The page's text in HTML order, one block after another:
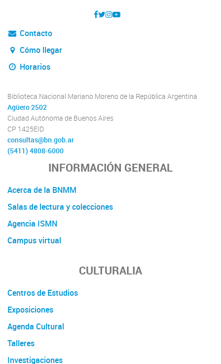
Contacto
Cómo llegar
Horarios
Biblioteca Nacional Mariano Moreno de la República Argentina
Agüero 2502
Ciudad Autónoma de Buenos Aires
CP 1425EID
consultas@bn.gob.ar
(5411) 4808-6000
INFORMACIÓN GENERAL
Acerca de la BNMM
Salas de lectura y colecciones
Agencia ISMN
Campus virtual
CULTURALIA
Centros de Estudios
Exposiciones
Agenda Cultural
Talleres
Investigaciones